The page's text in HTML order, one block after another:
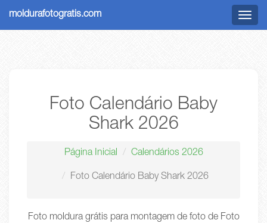
Menu
moldurafotogratis.com
Foto Calendário Baby
Shark 2026
Página Inicial Calendários 2026
Foto Calendário Baby Shark 2026
Foto moldura grátis para montagem de foto de Foto